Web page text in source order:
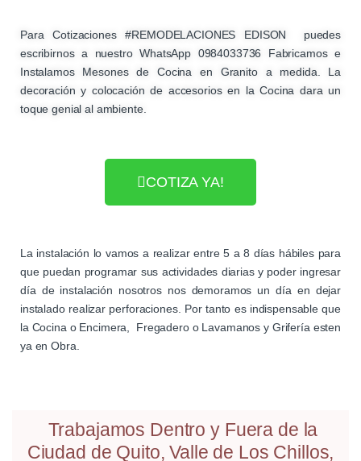
Para Cotizaciones #REMODELACIONES EDISON puedes
escribirnos a nuestro WhatsApp 0984033736 Fabricamos e
Instalamos Mesones de Cocina en Granito a medida. La
decoración y colocación de accesorios en la Cocina dara un
toque genial al ambiente.
COTIZA YA!
La instalación lo vamos a realizar entre 5 a 8 días hábiles para
que puedan programar sus actividades diarias y poder ingresar
día de instalación nosotros nos demoramos un día en dejar
instalado realizar perforaciones. Por tanto es indispensable que
la Cocina o Encimera, Fregadero o Lavamanos y Grifería esten
ya en Obra.
Trabajamos Dentro y Fuera de la
Ciudad de Quito, Valle de Los Chillos,